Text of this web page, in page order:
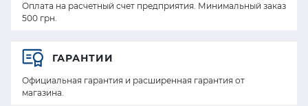
Оплата на расчетный счет предприятия. Минимальный заказ
500 грн.
ГАРАНТИИ
Официальная гарантия и расширенная гарантия от
магазина.